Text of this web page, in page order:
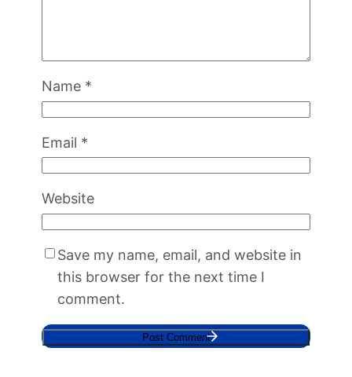
Name *
Email *
Website
Save my name, email, and website in
this browser for the next time I
comment.